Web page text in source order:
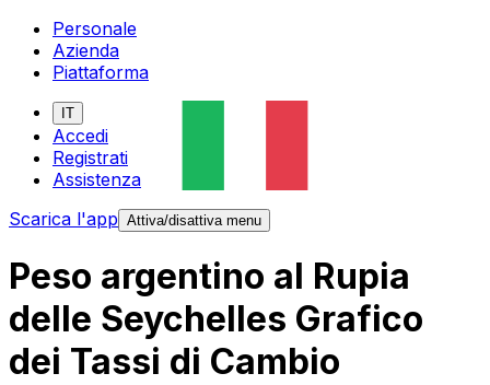
Personale
Azienda
Piattaforma
IT
Accedi
Registrati
Assistenza
Scarica l'app Attiva/disattiva menu
Peso argentino al Rupia
delle Seychelles Grafico
dei Tassi di Cambio